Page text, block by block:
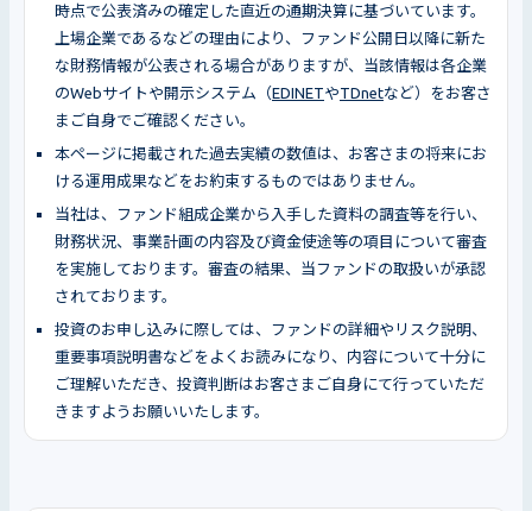
時点で公表済みの確定した直近の通期決算に基づいています。
上場企業であるなどの理由により、ファンド公開日以降に新た
な財務情報が公表される場合がありますが、当該情報は各企業
のWebサイトや開示システム（EDINETやTDnetなど）をお客さ
まご自身でご確認ください。
本ページに掲載された過去実績の数値は、お客さまの将来にお
ける運用成果などをお約束するものではありません。
当社は、ファンド組成企業から入手した資料の調査等を行い、
財務状況、事業計画の内容及び資金使途等の項目について審査
を実施しております。審査の結果、当ファンドの取扱いが承認
されております。
投資のお申し込みに際しては、ファンドの詳細やリスク説明、
重要事項説明書などをよくお読みになり、内容について十分に
ご理解いただき、投資判断はお客さまご自身にて行っていただ
きますようお願いいたします。